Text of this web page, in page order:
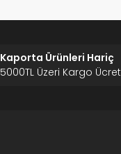
Kaporta Ürünleri Hariç
5000TL Üzeri Kargo